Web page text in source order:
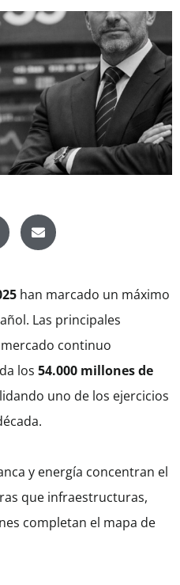
han marcado un máximo
Las principales
mercado continuo
los 54.000 millones de
uno de los ejercicios
y energía concentran el
que infraestructuras,
completan el mapa de